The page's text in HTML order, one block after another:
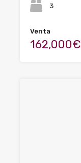
3
Venta
162,000€